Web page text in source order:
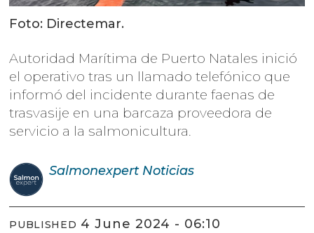
Foto: Directemar.
Autoridad Marítima de Puerto Natales inició
el operativo tras un llamado telefónico que
informó del incidente durante faenas de
trasvasije en una barcaza proveedora de
servicio a la salmonicultura.
Salmonexpert Noticias
PUBLISHED 4 June 2024 - 06:10